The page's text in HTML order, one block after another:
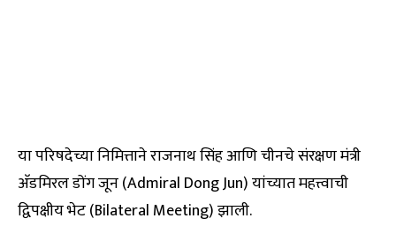
या परिषदेच्या निमित्ताने राजनाथ सिंह आणि चीनचे संरक्षण मंत्री
अ‍ॅडमिरल डोंग जून (Admiral Dong Jun) यांच्यात महत्त्वाची
द्विपक्षीय भेट (Bilateral Meeting) झाली.